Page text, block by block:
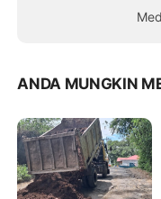
ANDA MUNGKIN